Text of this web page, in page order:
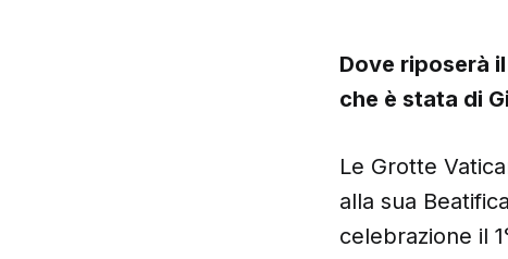
Dove riposerà
che è stata di
Le Grotte
alla sua
celebrazione il